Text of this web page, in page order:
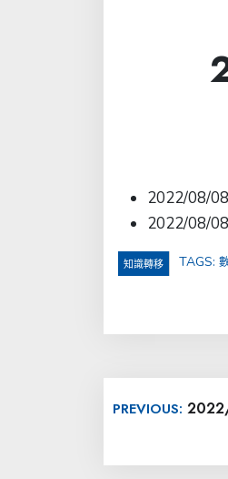
2022/08/
2022/08/
知識轉移 TAGS:
文
導
PREVIOUS: